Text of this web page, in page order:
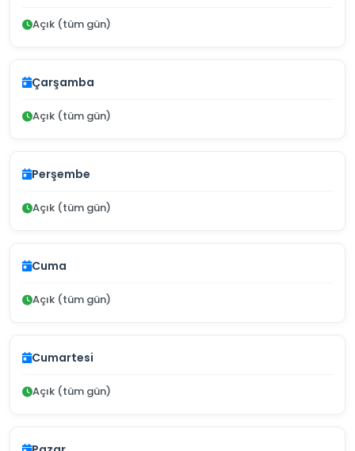
Açık (tüm gün)
Çarşamba
Açık (tüm gün)
Perşembe
Açık (tüm gün)
Cuma
Açık (tüm gün)
Cumartesi
Açık (tüm gün)